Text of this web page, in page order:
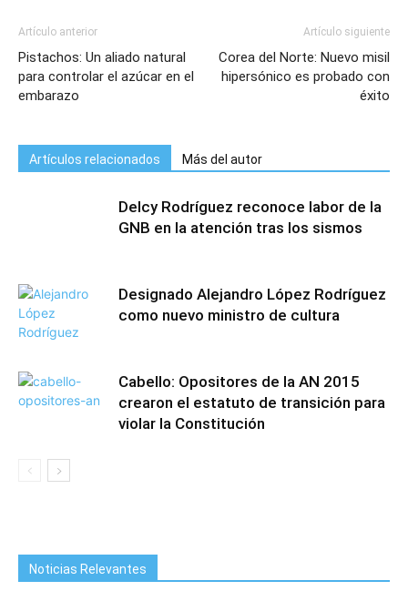
Artículo anterior
Pistachos: Un aliado natural
para controlar el azúcar en el
embarazo
Artículo siguiente
Corea del Norte: Nuevo misil
hipersónico es probado con
éxito
Artículos relacionados Más del autor
Delcy Rodríguez reconoce labor de la
GNB en la atención tras los sismos
Designado Alejandro López Rodríguez
como nuevo ministro de cultura
Cabello: Opositores de la AN 2015
crearon el estatuto de transición para
violar la Constitución
Noticias Relevantes